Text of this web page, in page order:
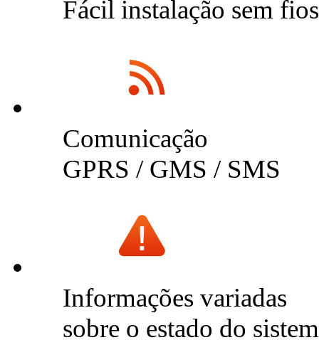
Fácil instalação sem fios
Comunicação
GPRS / GMS / SMS
Informações variadas
sobre o estado do